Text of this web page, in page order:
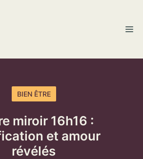
BIEN ÊTRE
miroir 16h16 :
et amour
révélés